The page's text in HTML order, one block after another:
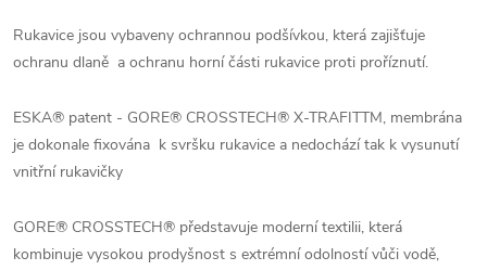
Rukavice jsou vybaveny ochrannou podšívkou, která zajišťuje
ochranu dlaně a ochranu horní části rukavice proti proříznutí.
ESKA® patent - GORE® CROSSTECH® X-TRAFITTM, membrána
je dokonale fixována k svršku rukavice a nedochází tak k vysunutí
vnitřní rukavičky
GORE® CROSSTECH® představuje moderní textilii, která
kombinuje vysokou prodyšnost s extrémní odolností vůči vodě,